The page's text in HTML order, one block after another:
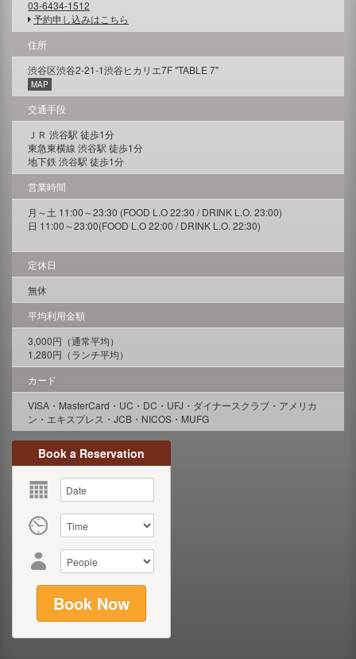
03-6434-1512
予約申し込みはこちら
住所
渋谷区渋谷2-21-1渋谷ヒカリエ7F "TABLE 7"
MAP
交通手段
ＪＲ 渋谷駅 徒歩1分
東急東横線 渋谷駅 徒歩1分
地下鉄 渋谷駅 徒歩1分
営業時間
月～土 11:00～23:30 (FOOD L.O 22:30 / DRINK L.O. 23:00)
日 11:00～23:00(FOOD L.O 22:00 / DRINK L.O. 22:30)
定休日
無休
平均利用金額
3,000円（通常平均）
1,280円（ランチ平均）
カード
VISA・MasterCard・UC・DC・UFJ・ダイナースクラブ・アメリカ
ン・エキスプレス・JCB・NICOS・MUFG
Book a Reservation